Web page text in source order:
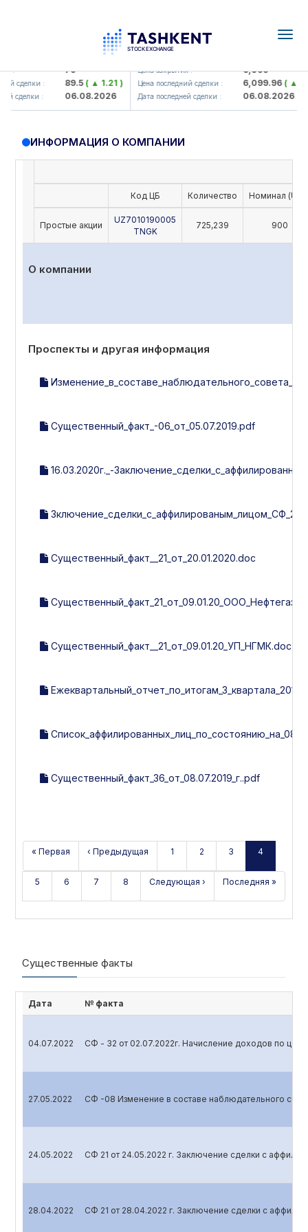
: 79
сделки : 89.5( ▲ 1.21 )
сделки : 06.08.2026
UZMK (<O'zmetkombinat> AJ)
Цена закрытия : 6,099
Цена последний сделки : 6,099.96( ▲
Дата последней сделки : 06.08.2026
ИНФОРМАЦИЯ О КОМПАНИИ
Код ЦБ Количество Номинал
Простые акции
UZ7010190005
TNGK
725,239 900
О компании
Проспекты и другая информация
Существенный_факт_-06_от_05.07.2019.pdf
16.03.2020г._-
Существенный_факт__21_от_20.01.2020.doc
Существенный_факт__21_от_09.01.20_УП_НГМК.doc
Существенный_факт_36_от_08.07.2019_г..pdf
« Первая ‹ Предыдущая 1 2 3 4
5 6 7 8 Следующая › Последняя »
Существенные факты
Дата № факта
04.07.2022 СФ - 32 от 02.07.2022г. Начисление доходов по
27.05.2022 СФ -08 Изменение в составе наблюдательного
24.05.2022 СФ 21 от 24.05.2022 г. Заключение сделки с
28.04.2022 СФ 21 от 28.04.2022 г. Заключение сделки с